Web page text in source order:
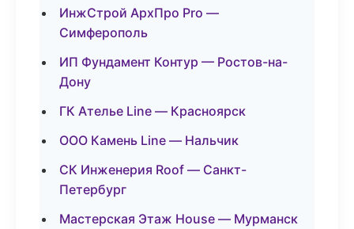
ИнжСтрой АрхПро Pro —
Симферополь
ИП Фундамент Контур — Ростов-на-
Дону
ГК Ателье Line — Красноярск
ООО Камень Line — Нальчик
СК Инженерия Roof — Санкт-
Петербург
Мастерская Этаж House — Мурманск